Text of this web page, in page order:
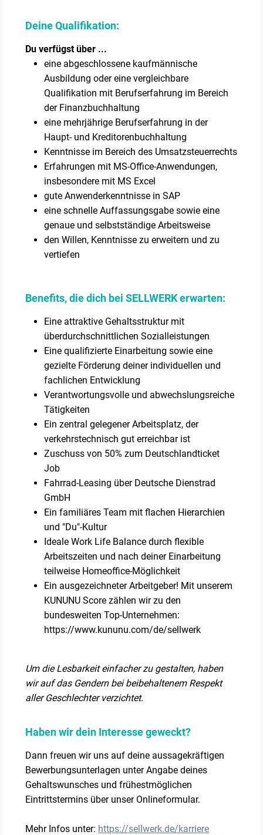
Deine Qualifikation:
Du verfügst über ...
eine abgeschlossene kaufmännische
Ausbildung oder eine vergleichbare
Qualifikation mit Berufserfahrung im Bereich
der Finanzbuchhaltung
eine mehrjährige Berufserfahrung in der
Haupt- und Kreditorenbuchhaltung
Kenntnisse im Bereich des Umsatzsteuerrechts
Erfahrungen mit MS-Office-Anwendungen,
insbesondere mit MS Excel
gute Anwenderkenntnisse in SAP
eine schnelle Auffassungsgabe sowie eine
genaue und selbstständige Arbeitsweise
den Willen, Kenntnisse zu erweitern und zu
vertiefen
Benefits, die dich bei SELLWERK erwarten:
Eine attraktive Gehaltsstruktur mit
überdurchschnittlichen Sozialleistungen
Eine qualifizierte Einarbeitung sowie eine
gezielte Förderung deiner individuellen und
fachlichen Entwicklung
Verantwortungsvolle und abwechslungsreiche
Tätigkeiten
Ein zentral gelegener Arbeitsplatz, der
verkehrstechnisch gut erreichbar ist
Zuschuss von 50% zum Deutschlandticket
Job
Fahrrad-Leasing über Deutsche Dienstrad
GmbH
Ein familiäres Team mit flachen Hierarchien
und "Du"-Kultur
Ideale Work Life Balance durch flexible
Arbeitszeiten und nach deiner Einarbeitung
teilweise Homeoffice-Möglichkeit
Ein ausgezeichneter Arbeitgeber! Mit unserem
KUNUNU Score zählen wir zu den
bundesweiten Top-Unternehmen:
https://www.kununu.com/de/sellwerk
Um die Lesbarkeit einfacher zu gestalten, haben
wir auf das Gendern bei beibehaltenem Respekt
aller Geschlechter verzichtet.
Haben wir dein Interesse geweckt?
Dann freuen wir uns auf deine aussagekräftigen
Bewerbungsunterlagen unter Angabe deines
Gehaltswunsches und frühestmöglichen
Eintrittstermins über unser Onlineformular.
Mehr Infos unter: https://sellwerk.de/karriere